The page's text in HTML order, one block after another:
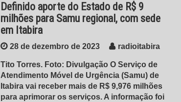
Definido aporte do Estado de R$ 9
milhões para Samu regional, com sede
em Itabira
28 de dezembro de 2023 radioitabira
Tito Torres. Foto: Divulgação O Serviço de
Atendimento Móvel de Urgência (Samu) de
Itabira vai receber mais de R$ 9,976 milhões
para aprimorar os serviços. A informação foi